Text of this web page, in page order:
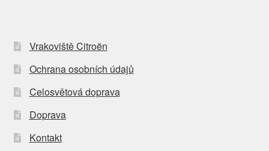
Vrakoviště Citroën
Ochrana osobních údajů
Celosvětová doprava
Doprava
Kontakt